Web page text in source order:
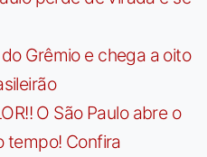
Grêmio e chega a oito
O São Paulo abre o
tempo! Confira